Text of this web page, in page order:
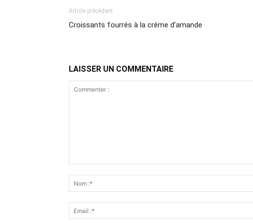
Article précédent
Croissants fourrés à la crème d’amande
LAISSER UN COMMENTAIRE